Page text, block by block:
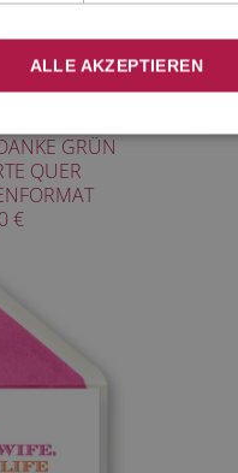
GRÜN
QUER
€
ALLE AKZEPTIEREN